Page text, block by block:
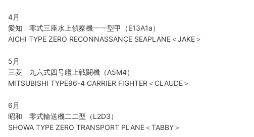
4月
愛知 零式三座水上偵察機一一型甲（E13A1a）
AICHI TYPE ZERO RECONNASSANCE SEAPLANE＜JAKE＞
5月
三菱 九六式四号艦上戦闘機（A5M4）
MITSUBISHI TYPE96-4 CARRIER FIGHTER＜CLAUDE＞
6月
昭和 零式輸送機二二型（L2D3）
SHOWA TYPE ZERO TRANSPORT PLANE＜TABBY＞